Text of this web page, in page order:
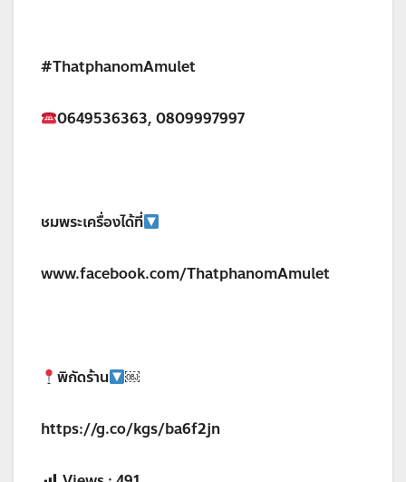
#ThatphanomAmulet
0649536363, 0809997997
ชมพระเครื่องได้ที่
www.facebook.com/ThatphanomAmulet
พิกัดร้าน ￼
https://g.co/kgs/ba6f2jn